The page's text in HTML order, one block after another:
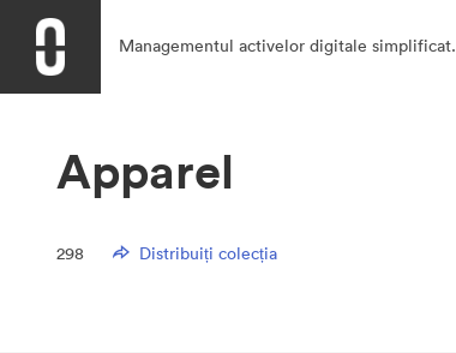
Managementul activelor digitale simplificat.
Apparel
298 Distribuiți colecția